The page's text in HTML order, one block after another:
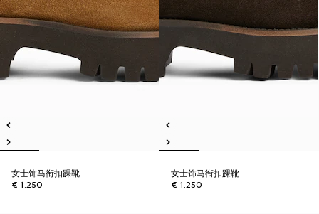
女士饰马衔扣踝靴
€ 1.250
女士饰马衔扣踝靴
€ 1.250